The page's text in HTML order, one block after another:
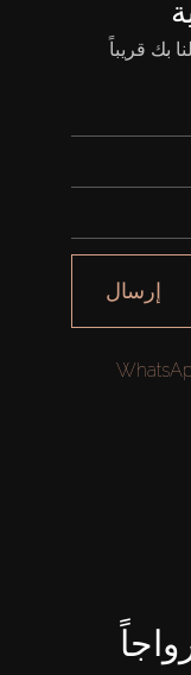
شراء
إيجار
بك قريباً
إرسال